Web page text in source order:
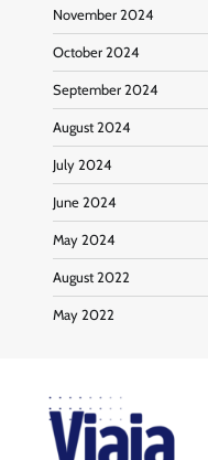
November 2024
October 2024
September 2024
August 2024
July 2024
June 2024
May 2024
August 2022
May 2022